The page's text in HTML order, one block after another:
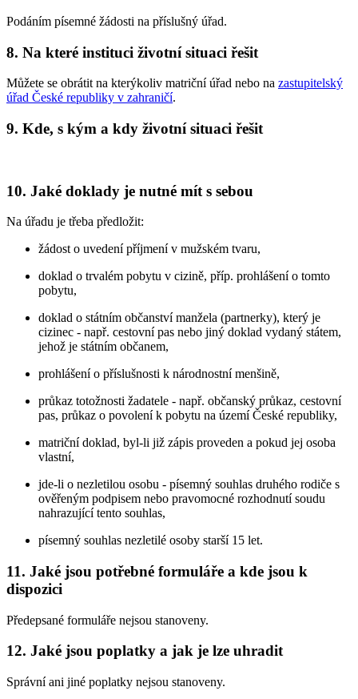
Podáním písemné žádosti na příslušný úřad.
8. Na které instituci životní situaci řešit
Můžete se obrátit na kterýkoliv matriční úřad nebo na zastupitelský
úřad České republiky v zahraničí.
9. Kde, s kým a kdy životní situaci řešit
10. Jaké doklady je nutné mít s sebou
Na úřadu je třeba předložit:
žádost o uvedení příjmení v mužském tvaru,
doklad o trvalém pobytu v cizině, příp. prohlášení o tomto
pobytu,
doklad o státním občanství manžela (partnerky), který je
cizinec - např. cestovní pas nebo jiný doklad vydaný státem,
jehož je státním občanem,
prohlášení o příslušnosti k národnostní menšině,
průkaz totožnosti žadatele - např. občanský průkaz, cestovní
pas, průkaz o povolení k pobytu na území České republiky,
matriční doklad, byl-li již zápis proveden a pokud jej osoba
vlastní,
jde-li o nezletilou osobu - písemný souhlas druhého rodiče s
ověřeným podpisem nebo pravomocné rozhodnutí soudu
nahrazující tento souhlas,
písemný souhlas nezletilé osoby starší 15 let.
11. Jaké jsou potřebné formuláře a kde jsou k
dispozici
Předepsané formuláře nejsou stanoveny.
12. Jaké jsou poplatky a jak je lze uhradit
Správní ani jiné poplatky nejsou stanoveny.